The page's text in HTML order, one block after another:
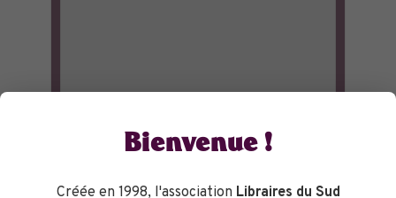
Bienvenue !
Créée en 1998, l'association Libraires du Sud